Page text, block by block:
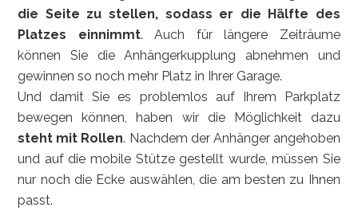
die Seite zu stellen, sodass er die Hälfte des
Platzes einnimmt. Auch für längere Zeiträume
können Sie die Anhängerkupplung abnehmen und
gewinnen so noch mehr Platz in Ihrer Garage.
Und damit Sie es problemlos auf Ihrem Parkplatz
bewegen können, haben wir die Möglichkeit dazu
steht mit Rollen. Nachdem der Anhänger angehoben
und auf die mobile Stütze gestellt wurde, müssen Sie
nur noch die Ecke auswählen, die am besten zu Ihnen
passt.